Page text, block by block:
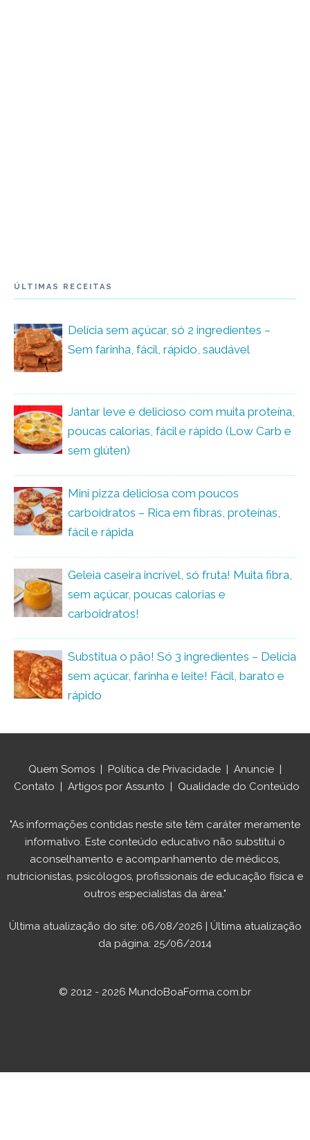
ÚLTIMAS RECEITAS
Delícia sem açúcar, só 2 ingredientes –
Sem farinha, fácil, rápido, saudável
Jantar leve e delicioso com muita proteína,
poucas calorias, fácil e rápido (Low Carb e
sem glúten)
Mini pizza deliciosa com poucos
carboidratos – Rica em fibras, proteínas,
fácil e rápida
Geleia caseira incrível, só fruta! Muita fibra,
sem açúcar, poucas calorias e
carboidratos!
Substitua o pão! Só 3 ingredientes – Delícia
sem açúcar, farinha e leite! Fácil, barato e
rápido
Quem Somos | Política de Privacidade | Anuncie |
Contato | Artigos por Assunto | Qualidade do Conteúdo
"As informações contidas neste site têm caráter meramente
informativo. Este conteúdo educativo não substitui o
aconselhamento e acompanhamento de médicos,
nutricionistas, psicólogos, profissionais de educação física e
outros especialistas da área."
Última atualização do site: 06/08/2026 | Última atualização
da página: 25/06/2014
© 2012 - 2026 MundoBoaForma.com.br